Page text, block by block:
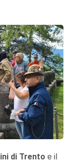
di Trento e il